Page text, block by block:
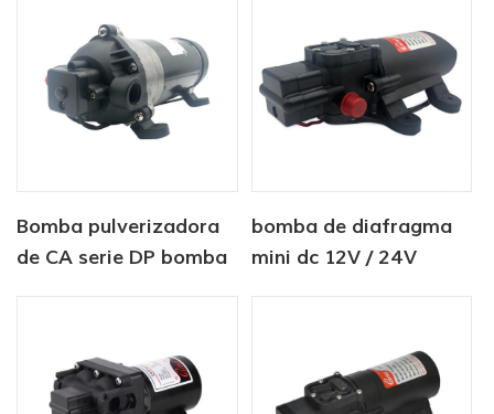
para animales.
Bomba pulverizadora
de CA serie DP bomba
bomba de diafragma
mini dc 12V / 24V